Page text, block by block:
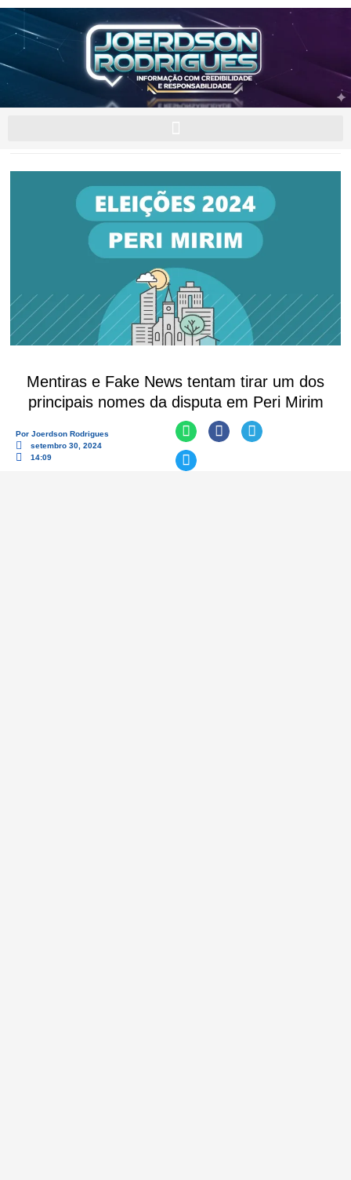
Mentiras e Fake News tentam tirar um dos
principais nomes da disputa em Peri Mirim
Por Joerdson Rodrigues
setembro 30, 2024
14:09